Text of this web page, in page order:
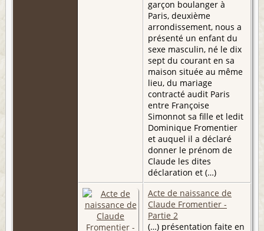
garçon boulanger à
Paris, deuxième
arrondissement, nous a
présenté un enfant du
sexe masculin, né le dix
sept du courant en sa
maison située au même
lieu, du mariage
contracté audit Paris
entre Françoise
Simonnot sa fille et ledit
Dominique Fromentier
et auquel il a déclaré
donner le prénom de
Claude les dites
déclaration et (…)
Acte de naissance de
Claude Fromentier -
Partie 2
(…) présentation faite en